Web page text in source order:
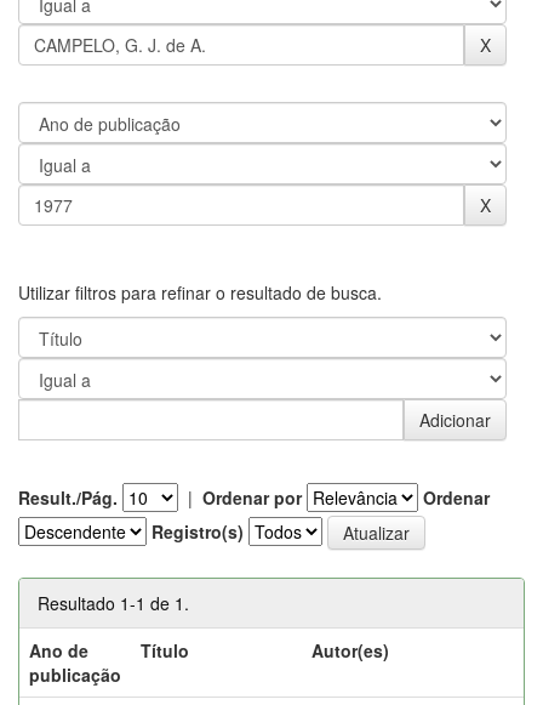
Utilizar filtros para refinar o resultado de busca.
Result./Pág. | Ordenar por
Ordenar
Registro(s)
Resultado 1-1 de 1.
Ano de
publicação
Título Autor(es)